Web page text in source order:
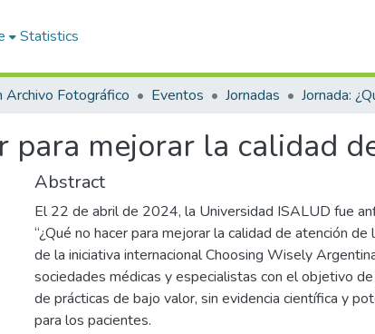
Statistics
Archivo Fotográfico Eventos Jornadas
para mejorar la calidad
Abstract
El 22 de abril de 2024, la Universidad ISALUD fue
“¿Qué no hacer para mejorar la calidad de atención de
de la iniciativa internacional Choosing Wisely
sociedades médicas y especialistas con el objetivo
de prácticas de bajo valor, sin evidencia científica y
para los pacientes.